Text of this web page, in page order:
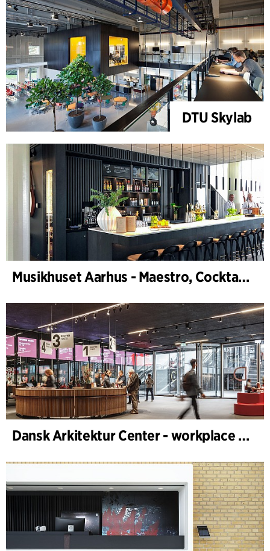
DTU Skylab
Musikhuset Aarhus - Maestro, Cocktailbar
Dansk Arkitektur Center - workplace design